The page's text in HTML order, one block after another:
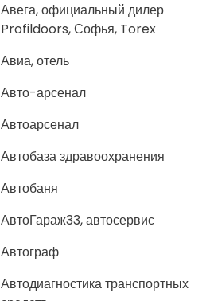
Авега, официальный дилер
Profildoors, Софья, Torex
Авиа, отель
Авто-арсенал
Автоарсенал
Автобаза здравоохранения
Автобаня
АвтоГараж33, автосервис
Автограф
Автодиагностика транспортных